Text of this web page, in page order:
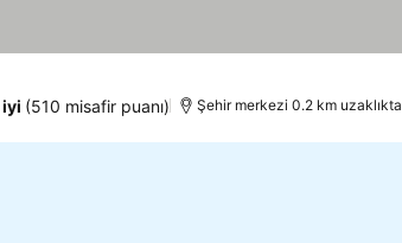
(510 misafir puanı) Şehir merkezi 0.2 km uzaklıkta